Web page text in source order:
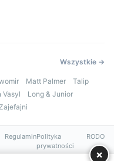
Wszystkie →
Matt Palmer
Talip
Vasyl
Long & Junior
RegulaminPolityka
prywatności
RODO
×